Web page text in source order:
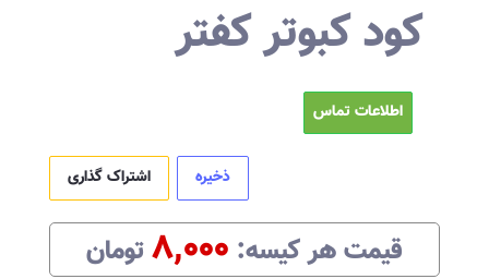
کود کبوتر کفتر
اطلاعات تماس
ذخیره اشتراک گذاری
قیمت هرکیسه:‌ ۸,۰۰۰تومان